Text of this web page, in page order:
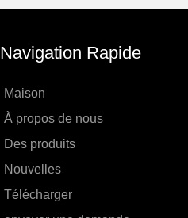
Navigation Rapide
Maison
À propos de nous
Des produits
Nouvelles
Télécharger